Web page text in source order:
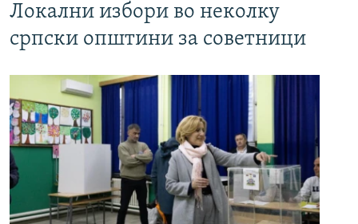
Локални избори во неколку
српски општини за советници